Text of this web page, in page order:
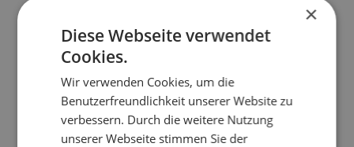
Für den Transport von Granulaten, Getreide,
Futter, etc.
PP-Bändchengewebe unbeschichtet.
PE-Inliner aufAnfrage lieferbar.
SWL: 1.000 kg
×
Diese Webseite verwendet
Cookies.
Wir verwenden Cookies, um die
Benutzerfreundlichkeit unserer Website zu
verbessern. Durch die weitere Nutzung
unserer Webseite stimmen Sie der